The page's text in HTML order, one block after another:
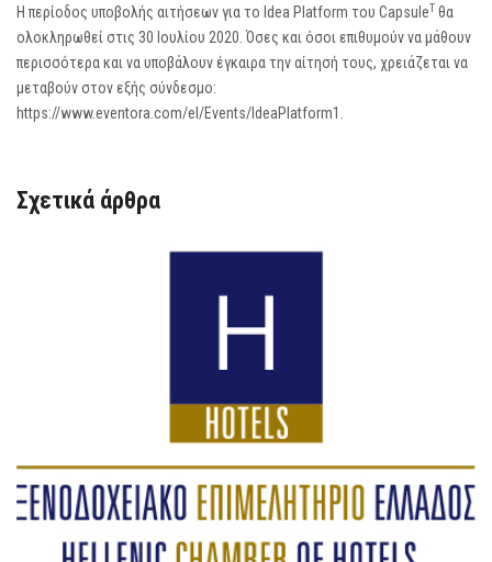
Η περίοδος υποβολής αιτήσεων για τo Idea Platform του CapsuleΤ θα
ολοκληρωθεί στις 30 Ιουλίου 2020. Όσες και όσοι επιθυμούν να μάθουν
περισσότερα και να υποβάλουν έγκαιρα την αίτησή τους, χρειάζεται να
μεταβούν στον εξής σύνδεσμο:
https://www.eventora.com/el/Events/IdeaPlatform1 .
Σχετικά άρθρα